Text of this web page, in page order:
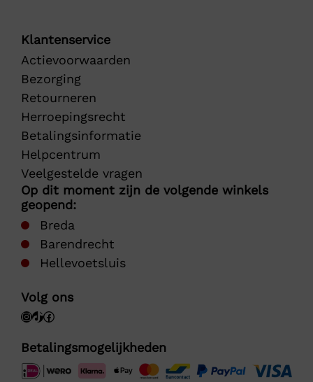
Klantenservice
Actievoorwaarden
Bezorging
Retourneren
Herroepingsrecht
Betalingsinformatie
Helpcentrum
Veelgestelde vragen
Op dit moment zijn de volgende winkels
geopend:
Breda
Barendrecht
Hellevoetsluis
Volg ons
Betalingsmogelijkheden